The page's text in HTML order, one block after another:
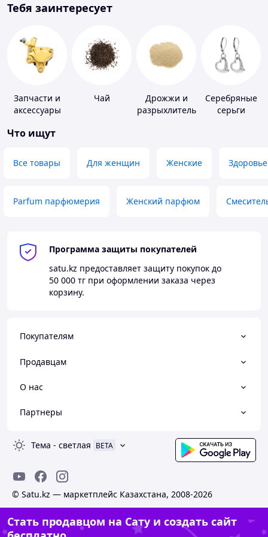
Тебя заинтересует
Запчасти и
аксессуары
Чай
Дрожжи и
разрыхлитель
Серебряные
серьги
Что ищут
Все товары Для женщин Женские Здоровье
Parfum парфюмерия Женский парфюм
Программа защиты покупателей
satu.kz предоставляет защиту покупок до
50 000 тг при оформлении заказа через
корзину.
Покупателям
Продавцам
О нас
Партнеры
Тема - светлая BETA
© Satu.kz — маркетплейс Казахстана, 2008-2026
Стать продавцом на Сату и создать сайт